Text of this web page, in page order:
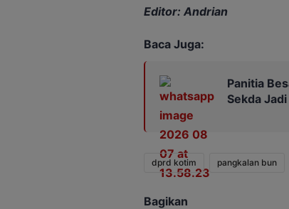
Editor: Andrian
Baca Juga:
Panitia
Sekda
dprd kotim pangkalan bun
Bagikan